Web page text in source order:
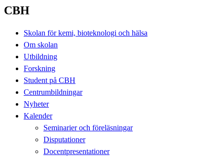
CBH
Skolan för kemi, bioteknologi och hälsa
Om skolan
Utbildning
Forskning
Student på CBH
Centrumbildningar
Nyheter
Kalender
Seminarier och föreläsningar
Disputationer
Docentpresentationer